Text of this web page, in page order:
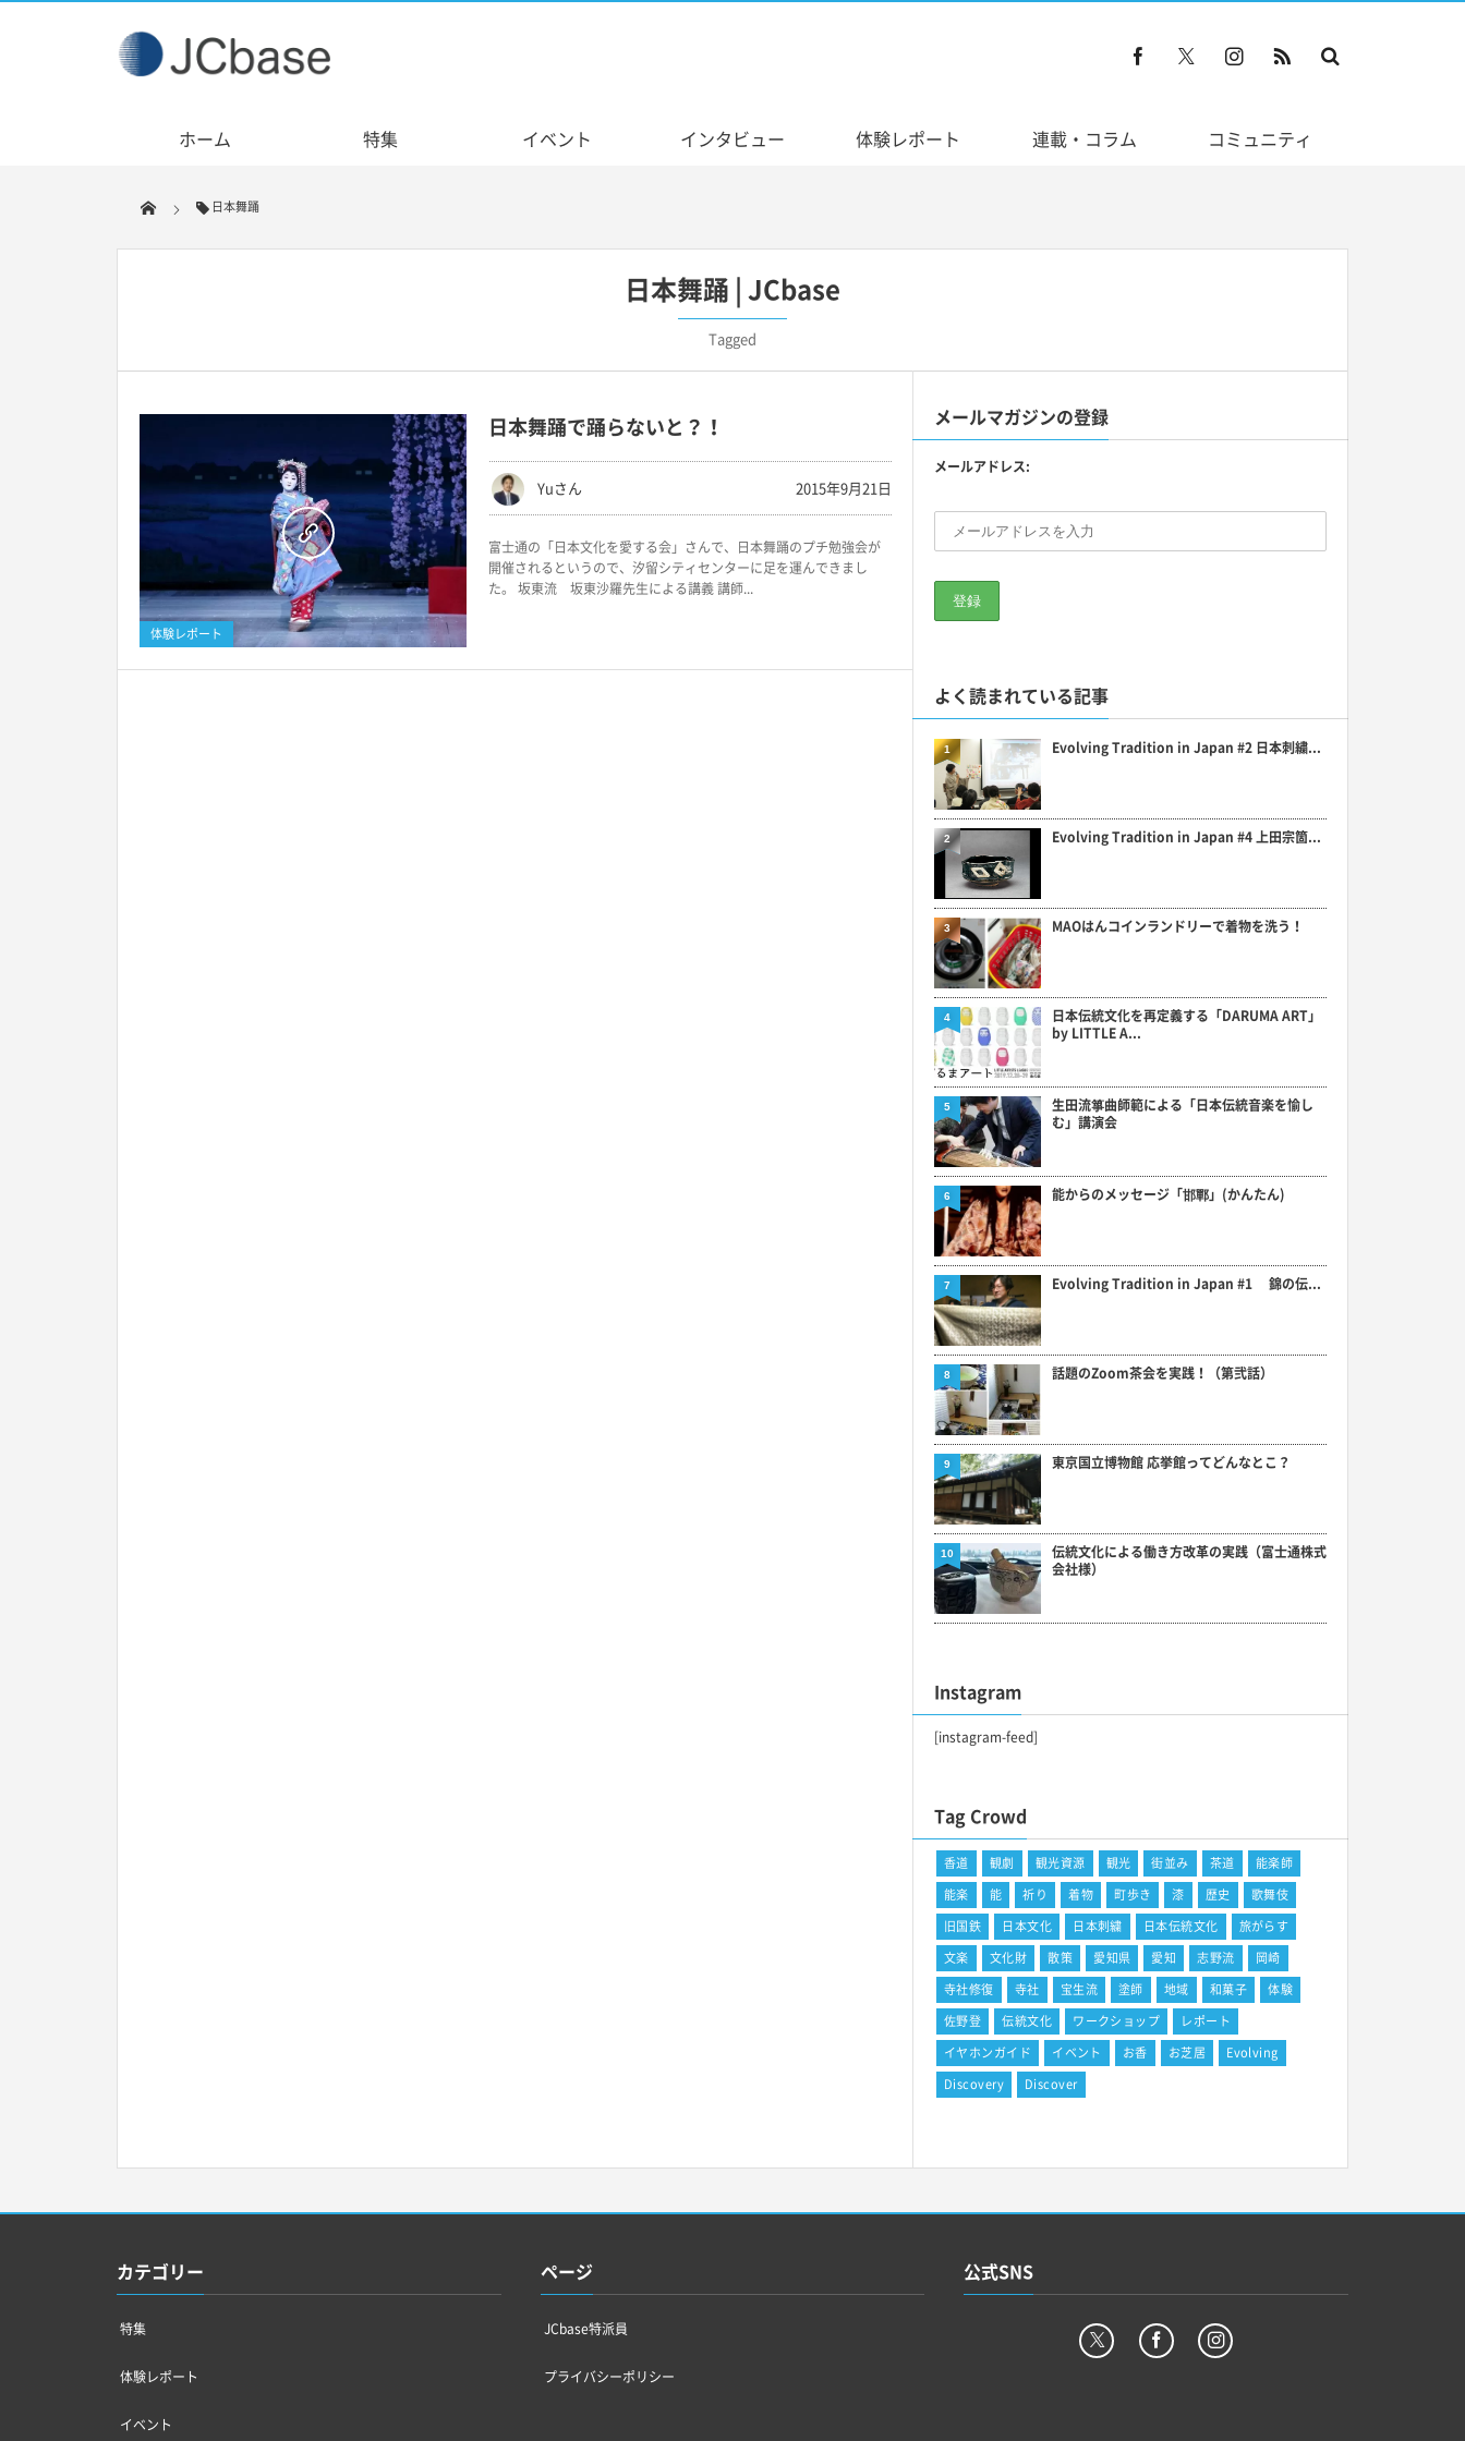
ホーム 特集 イベント インタビュー 体験レポート 連載・コラム コミュニティ
日本舞踊
日本舞踊 | JCbase
Tagged
体験レポート
0
日本舞踊で踊らないと？！
Yuさん 2015年9月21日
富士通の「日本文化を愛する会」さんで、日本舞踊のプチ勉強会が
開催されるというので、汐留シティセンターに足を運んできまし
た。 坂東流 坂東沙羅先生による講義 講師...
メールマガジンの登録
メールアドレス:
よく読まれている記事
Evolving Tradition in Japan #2 日本刺繍...
1
Evolving Tradition in Japan #4 上田宗箇...
2
MAOはんコインランドリーで着物を洗う！
3
日本伝統文化を再定義する「DARUMA ART」
by LITTLE A...
4
生田流箏曲師範による「日本伝統音楽を愉し
む」講演会
5
能からのメッセージ「邯鄲」(かんたん)
6
Evolving Tradition in Japan #1 錦の伝...
7
話題のZoom茶会を実践！（第弐話）
8
東京国立博物館 応挙館ってどんなとこ？
9
伝統文化による働き方改革の実践（富士通株式
会社様）
10
Instagram
[instagram-feed]
Tag Crowd
香道 観劇 観光資源 観光 街並み 茶道
能楽師
能楽
能 祈り 着物 町歩き 漆 歴史
歌舞伎
旧国鉄
日本文化 日本刺繍 日本伝統文化
旅がらす
文楽
文化財 散策 愛知県 愛知 志野流
岡崎
寺社修復
寺社 宝生流 塗師 地域 和菓子
体験
佐野登
伝統文化 ワークショップ
レポート
イヤホンガイド
イベント お香 お芝居
Evolving
Discovery
Discover
カテゴリー
特集
体験レポート
イベント
ページ
JCbase特派員
プライバシーポリシー
公式SNS